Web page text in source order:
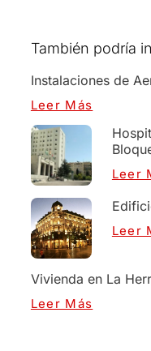
También podría
Instalaciones de
Leer Más
Leer
Leer
Vivienda en La
Leer Más